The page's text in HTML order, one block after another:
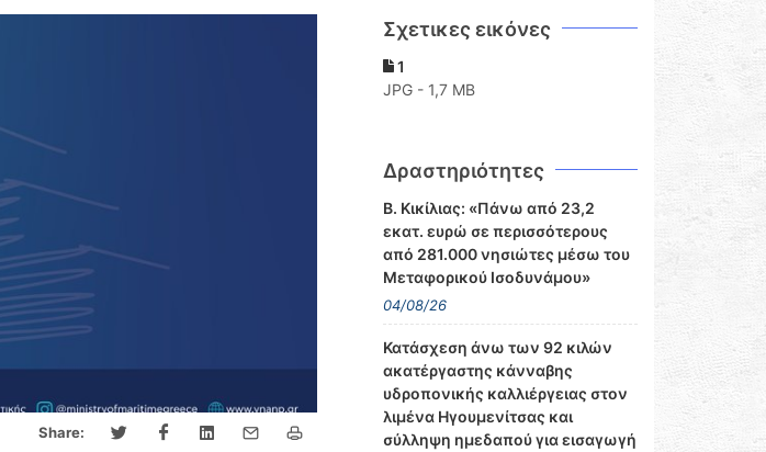
Share:
Σχετικες εικόνες
1
JPG - 1,7 MB
Δραστηριότητες
Β. Κικίλιας: «Πάνω από 23,2
εκατ. ευρώ σε περισσότερους
από 281.000 νησιώτες μέσω του
Μεταφορικού Ισοδυνάμου»
04/08/26
Κατάσχεση άνω των 92 κιλών
ακατέργαστης κάνναβης
υδροπονικής καλλιέργειας στον
λιμένα Ηγουμενίτσας και
σύλληψη ημεδαπού για εισαγωγή